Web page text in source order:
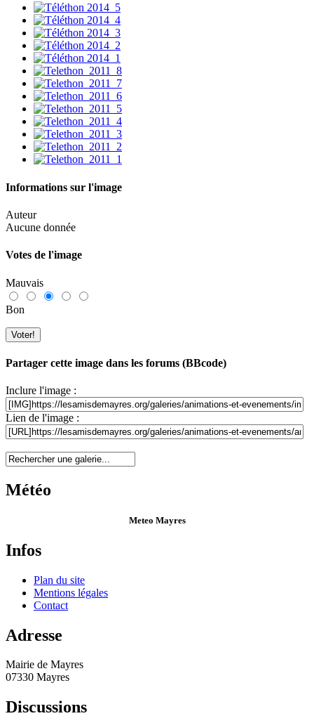
Informations sur l'image
Auteur
Aucune donnée
Votes de l'image
Mauvais
Bon
Partager cette image dans les forums (BBcode)
Inclure l'image :
Lien de l'image :
Météo
Meteo Mayres
Infos
Plan du site
Mentions légales
Contact
Adresse
Mairie de Mayres
07330 Mayres
Discussions